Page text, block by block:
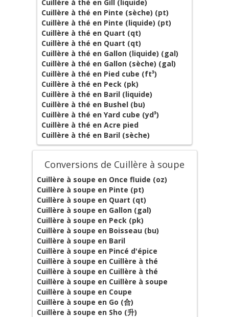
Cuillère à thé en Gill (liquide)
Cuillère à thé en Pinte (sèche) (pt)
Cuillère à thé en Pinte (liquide) (pt)
Cuillère à thé en Quart (qt)
Cuillère à thé en Quart (qt)
Cuillère à thé en Gallon (liquide) (gal)
Cuillère à thé en Gallon (sèche) (gal)
Cuillère à thé en Pied cube (ft³)
Cuillère à thé en Peck (pk)
Cuillère à thé en Baril (liquide)
Cuillère à thé en Bushel (bu)
Cuillère à thé en Yard cube (yd³)
Cuillère à thé en Acre pied
Cuillère à thé en Baril (sèche)
Conversions de Cuillère à soupe
Cuillère à soupe en Once fluide (oz)
Cuillère à soupe en Pinte (pt)
Cuillère à soupe en Quart (qt)
Cuillère à soupe en Gallon (gal)
Cuillère à soupe en Peck (pk)
Cuillère à soupe en Boisseau (bu)
Cuillère à soupe en Baril
Cuillère à soupe en Pincé d'épice
Cuillère à soupe en Cuillère à thé
Cuillère à soupe en Cuillère à thé
Cuillère à soupe en Cuillère à soupe
Cuillère à soupe en Coupe
Cuillère à soupe en Go (合)
Cuillère à soupe en Sho (升)